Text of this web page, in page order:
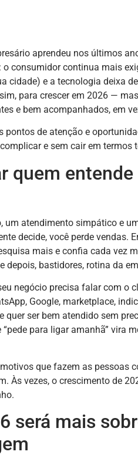
aprendeu nos últimos
consumidor continua mais
cidade) e a tecnologia deixa
para crescer em 2026 —
e bem acompanhados, em
pontos de atenção e
e sem cair em termos
quem
um atendimento simpático e
decide, você perde vendas.
mais e confia cada vez
depois, bastidores, rotina da
negócio precisa falar com o
Google, marketplace,
quer ser bem atendido sem
para ligar amanhã” vira
que fazem as pessoas
Às vezes, o crescimento de
será mais